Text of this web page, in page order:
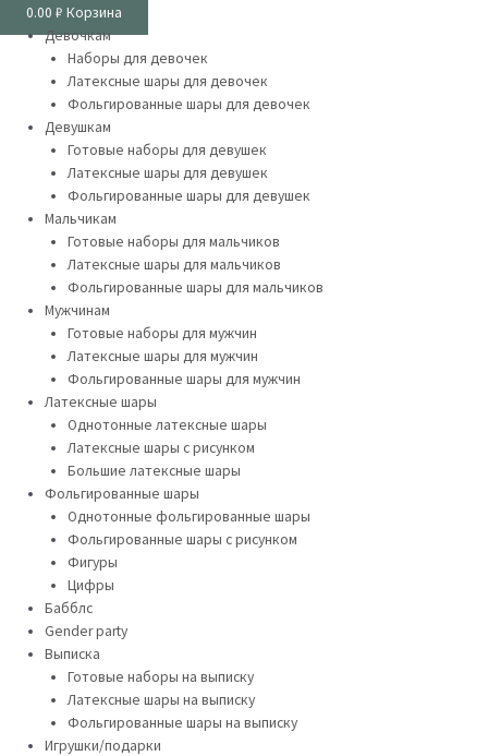
0.00 ₽ Корзина
Девочкам
Наборы для девочек
Латексные шары для девочек
Фольгированные шары для девочек
Девушкам
Готовые наборы для девушек
Латексные шары для девушек
Фольгированные шары для девушек
Мальчикам
Готовые наборы для мальчиков
Латексные шары для мальчиков
Фольгированные шары для мальчиков
Мужчинам
Готовые наборы для мужчин
Латексные шары для мужчин
Фольгированные шары для мужчин
Латексные шары
Однотонные латексные шары
Латексные шары с рисунком
Большие латексные шары
Фольгированные шары
Однотонные фольгированные шары
Фольгированные шары с рисунком
Фигуры
Цифры
Бабблс
Gender party
Выписка
Готовые наборы на выписку
Латексные шары на выписку
Фольгированные шары на выписку
Игрушки/подарки